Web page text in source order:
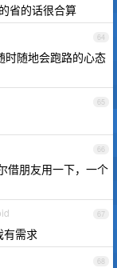
省的话很合算
64
时随地会跑路的心态
65
66
借朋友用一下，一个
67
有需求
68